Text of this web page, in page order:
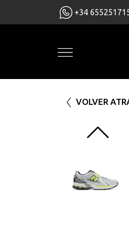
+34
VOLVER